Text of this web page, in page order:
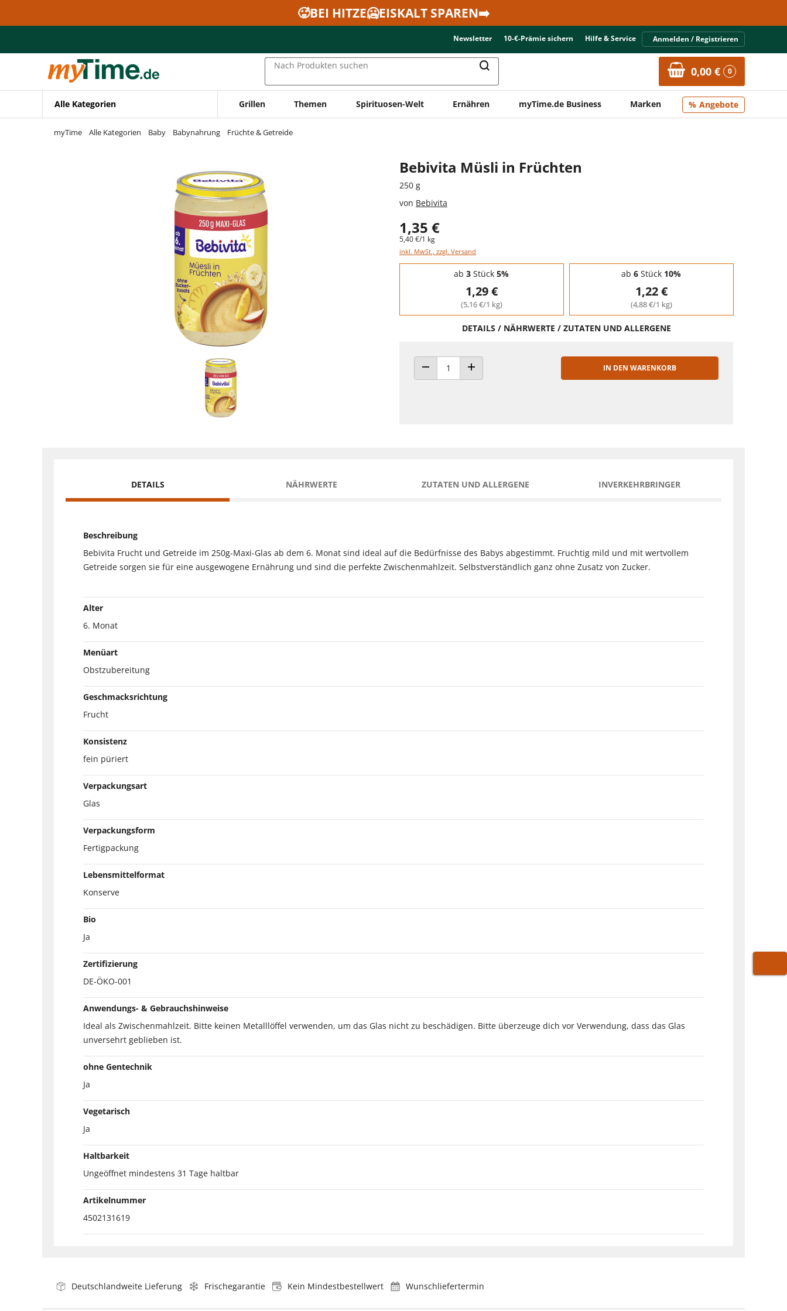
Zur Navigation springen
🥵BEI HITZE🥶EISKALT SPAREN➡️
Newsletter 10-€-Prämie sichern Hilfe & Service Anmelden / Registrieren
Nach Produkten suchen 0,00 € 0
Alle Kategorien Grillen Themen Spirituosen-Welt Ernähren myTime.de Business Marken Angebote
myTime Alle Kategorien Baby Babynahrung Früchte & Getreide
Bebivita Müsli in Früchten
250 g
von Bebivita
1,35 €
5,40 €/1 kg
inkl. MwSt., zzgl. Versand
Staffelpreise - Mengenrabatt
ab 3 Stück 5%
1,29 €
(5,16 €/1 kg)
ab 6 Stück 10%
1,22 €
(4,88 €/1 kg)
DETAILS / NÄHRWERTE / ZUTATEN UND ALLERGENE
ANZAHL VERRINGERNANZAHL ERHÖHEN
IN DEN WARENKORB
DETAILS NÄHRWERTE ZUTATEN UND ALLERGENE INVERKEHRBRINGER
Beschreibung
Bebivita Frucht und Getreide im 250g-Maxi-Glas ab dem 6. Monat sind ideal auf die Bedürfnisse des Babys abgestimmt. Fruchtig mild und mit wertvollem
Getreide sorgen sie für eine ausgewogene Ernährung und sind die perfekte Zwischenmahlzeit. Selbstverständlich ganz ohne Zusatz von Zucker.
Alter
6. Monat
Menüart
Obstzubereitung
Geschmacksrichtung
Frucht
Konsistenz
fein püriert
Verpackungsart
Glas
Verpackungsform
Fertigpackung
Lebensmittelformat
Konserve
Bio
Ja
Zertifizierung
DE-ÖKO-001
Anwendungs- & Gebrauchshinweise
Ideal als Zwischenmahlzeit. Bitte keinen Metalllöffel verwenden, um das Glas nicht zu beschädigen. Bitte überzeuge dich vor Verwendung, dass das Glas
unversehrt geblieben ist.
ohne Gentechnik
Ja
Vegetarisch
Ja
Haltbarkeit
Ungeöffnet mindestens 31 Tage haltbar
Artikelnummer
4502131619
Deutschlandweite Lieferung Frischegarantie Kein Mindestbestellwert Wunschliefertermin